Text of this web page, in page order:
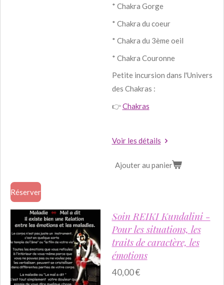
* Chakra Gorge
* Chakra du coeur
* Chakra du 3ème oeil
* Chakra Couronne
Petite incursion dans l'Univers
des Chakras :
👉Chakras
Voir les détails
Ajouter au panier
Réserver
Soin REIKI Kundalini -
Pour les situations, les
traits de caractère, les
émotions
40,00 €